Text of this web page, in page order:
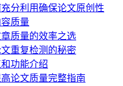
分利用确保论文原创性
质量
质量的效率之选
重复检测的秘密
功能介绍
论文质量完整指南